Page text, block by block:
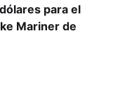
para el
Mariner de